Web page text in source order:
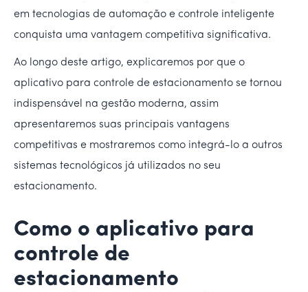
em tecnologias de automação e controle inteligente
conquista uma vantagem competitiva significativa.
Ao longo deste artigo, explicaremos por que o
aplicativo para controle de estacionamento se tornou
indispensável na gestão moderna, assim
apresentaremos suas principais vantagens
competitivas e mostraremos como integrá-lo a outros
sistemas tecnológicos já utilizados no seu
estacionamento.
Como o aplicativo para
controle de
estacionamento